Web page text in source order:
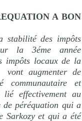
A BON
stabilité des impôts
la 3éme année
impôts locaux de la
vont augmenter de
communautaire et
lié effectivement au
péréquation qui a
Sarkozy et qui a été